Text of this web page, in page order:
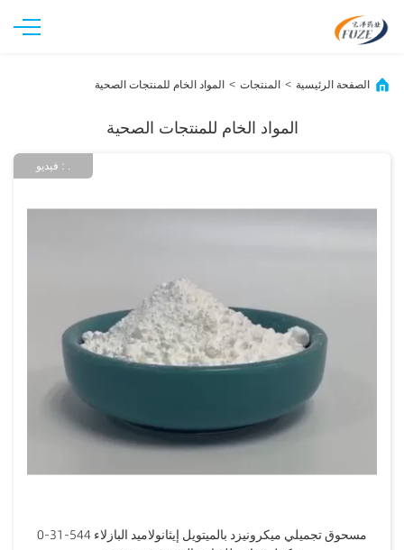
الصفحة الرئيسية > المنتجات > المواد الخام للمنتجات الصحية
المواد الخام للمنتجات الصحية
فيديو : .
مسحوق تجميلي ميكرونيزد بالميتويل إيثانولاميد البازلاء 544-31-0